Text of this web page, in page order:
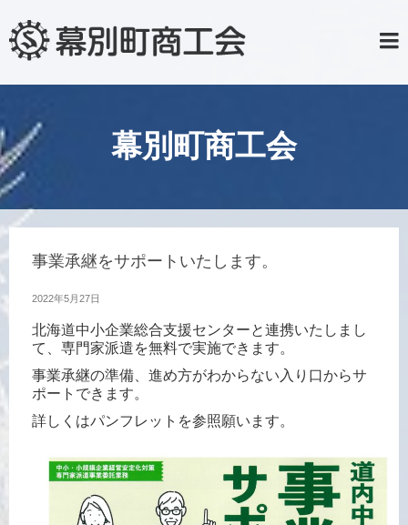
幕別町商工会
事業承継をサポートいたします。
2022年5月27日
北海道中小企業総合支援センターと連携いたしまし
て、専門家派遣を無料で実施できます。
事業承継の準備、進め方がわからない入り口からサ
ポートできます。
詳しくはパンフレットを参照願います。